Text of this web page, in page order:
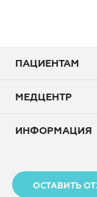
ПАЦИЕНТАМ
МЕДЦЕНТР
ИНФОРМАЦИЯ
ОСТАВИТЬ